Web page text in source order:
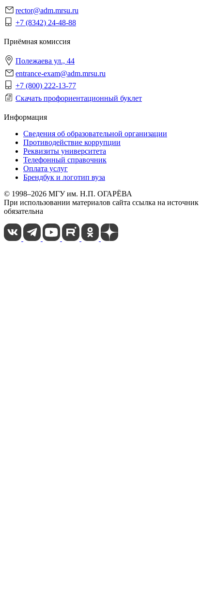
rector@adm.mrsu.ru
+7 (8342) 24-48-88
Приёмная комиссия
Полежаева ул., 44
entrance-exam@adm.mrsu.ru
+7 (800) 222-13-77
Скачать профориентационный буклет
Информация
Сведения об образовательной организации
Противодействие коррупции
Реквизиты университета
Телефонный справочник
Оплата услуг
Брендбук и логотип вуза
© 1998–2026 МГУ им. Н.П. ОГАРЁВА
При использовании материалов сайта ссылка на источник
обязательна